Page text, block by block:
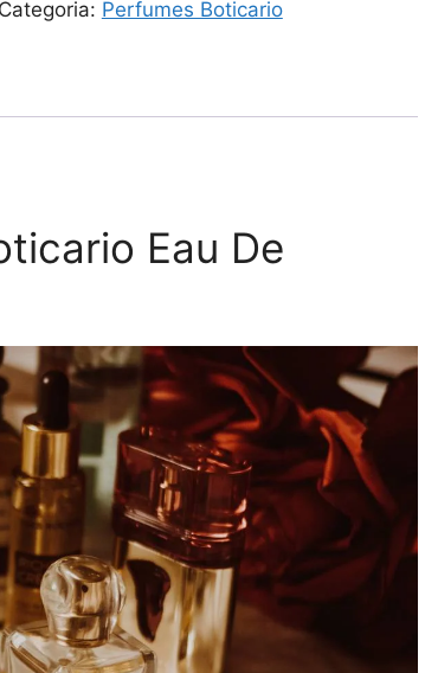
Categoria: Perfumes Boticario
Eau De